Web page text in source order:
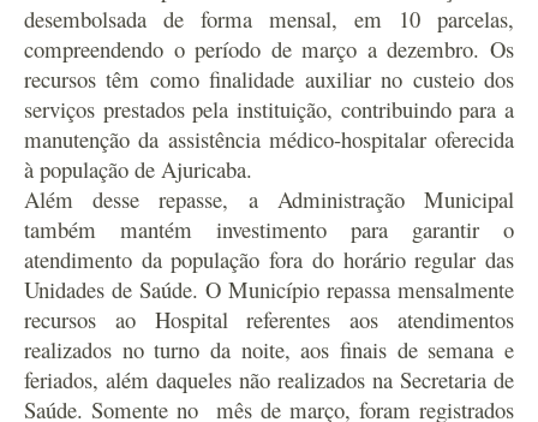
desembolsada de forma mensal, em 10 parcelas,
compreendendo o período de março a dezembro. Os
recursos têm como finalidade auxiliar no custeio dos
serviços prestados pela instituição, contribuindo para a
manutenção da assistência médico-hospitalar oferecida
à população de Ajuricaba.
Além desse repasse, a Administração Municipal
também mantém investimento para garantir o
atendimento da população fora do horário regular das
Unidades de Saúde. O Município repassa mensalmente
recursos ao Hospital referentes aos atendimentos
realizados no turno da noite, aos finais de semana e
feriados, além daqueles não realizados na Secretaria de
Saúde. Somente no mês de março, foram registrados